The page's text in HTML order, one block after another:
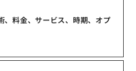
、料金、サービス、時期、オプ